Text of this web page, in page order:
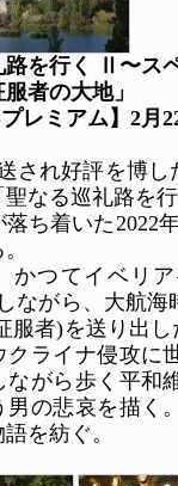
路を行く Ⅱ〜ス
者の大地」
プレミアム】2月
され好評を博
なる巡礼路を行
落ち着いた2022
かつてイベリ
ながら、大航
服者)を送り出
クライナ侵攻に
ながら歩く平和
男の悲哀を描く
を紡ぐ。